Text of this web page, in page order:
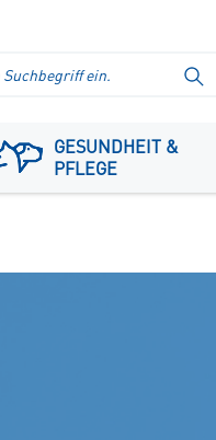
GESUNDHEIT &
PFLEGE